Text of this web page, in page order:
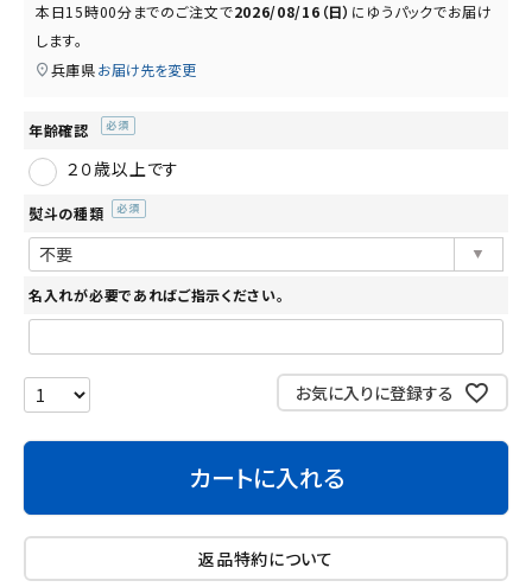
本日15時00分までのご注文で2026/08/16（日） に ゆうパックでお届け
します。
兵庫県お届け先を変更
年齢確認
須)
２０歳以上です
熨斗の種類
名入れが必要であればご指示ください。
お気に入りに登録する
カートに入れる
返品特約について